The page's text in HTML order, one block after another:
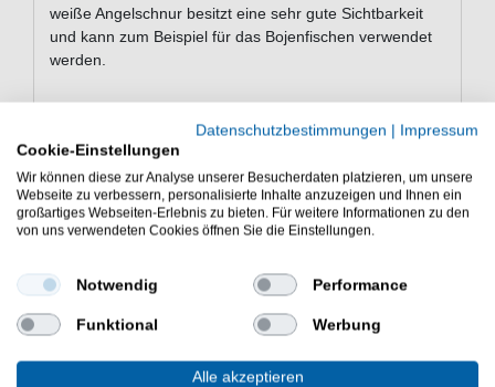
weiße Angelschnur besitzt eine sehr gute Sichtbarkeit
und kann zum Beispiel für das Bojenfischen verwendet
werden.
Eigenschaften der Balzer Iron Line 8
Catfish 1500m geflochtene
Angelschnur
Geflechtschnur zum Wallerangeln
vielseitig einsetzbar
8-fach geflochten
Lieferumfang: 1500m Schnur in einer gewählten
Farbe
Datenschutzbestimmungen | Impressum
Cookie-Einstellungen
Wir können diese zur Analyse unserer Besucherdaten platzieren, um unsere
Webseite zu verbessern, personalisierte Inhalte anzuzeigen und Ihnen ein
großartiges Webseiten-Erlebnis zu bieten. Für weitere Informationen zu den
von uns verwendeten Cookies öffnen Sie die Einstellungen.
Notwendig Performance
Funktional Werbung
Alle akzeptieren